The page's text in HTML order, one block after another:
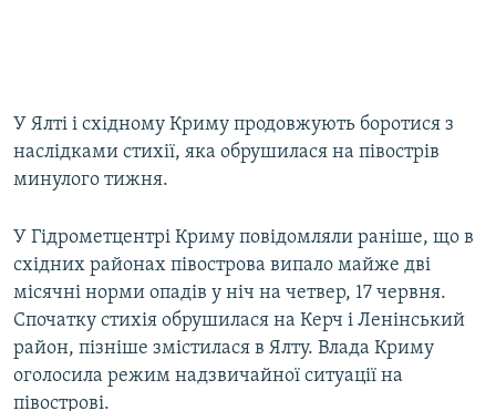
У Ялті і східному Криму продовжують боротися з
наслідками стихії, яка обрушилася на півострів
минулого тижня.
У Гідрометцентрі Криму повідомляли раніше, що в
східних районах півострова випало майже дві
місячні норми опадів у ніч на четвер, 17 червня.
Спочатку стихія обрушилася на Керч і Ленінський
район, пізніше змістилася в Ялту. Влада Криму
оголосила режим надзвичайної ситуації на
півострові.